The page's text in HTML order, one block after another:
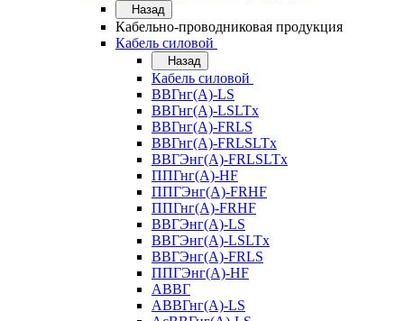
Назад
Кабельно-проводниковая продукция
Кабель силовой
Назад
Кабель силовой
ВВГнг(А)-LS
ВВГнг(А)-LSLTx
ВВГнг(А)-FRLS
ВВГнг(А)-FRLSLTx
ВВГЭнг(А)-FRLSLTx
ППГнг(А)-HF
ППГЭнг(А)-FRHF
ППГнг(А)-FRHF
ВВГЭнг(А)-LS
ВВГЭнг(А)-LSLTx
ВВГЭнг(А)-FRLS
ППГЭнг(А)-HF
АВВГ
АВВГнг(А)-LS